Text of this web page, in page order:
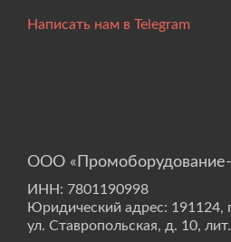
Написать нам в Telegram
ООО
ИНН: 7801190998
Юридический адрес: 191124,
ул. Ставропольская, д. 10,